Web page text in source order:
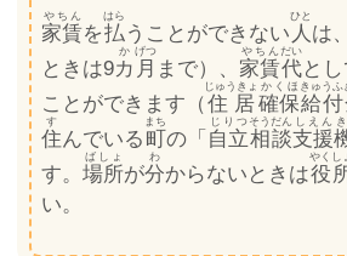
家賃
やちん
を払
はら
うことができない 人
ひと
は
ときは9カ
か
月
げつ
まで）、 家賃
やちん
代
だい
と
ことができます（住居
じゅうきょ
確保
かくほ
給付
きゅうふ
住
す
んでいる 町
まち
の「 自立
じりつ
相談
そうだん
支援
しえん
す。場所
ばしょ
が分
わ
からないときは役
やくし
い。